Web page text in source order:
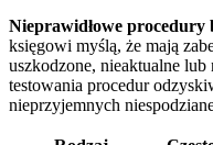
Nieprawidłowe procedury
księgowi myślą, że mają
uszkodzone, nieaktualne
testowania procedur
nieprzyjemnych